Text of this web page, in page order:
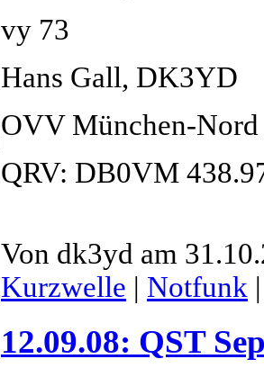
vy 73
Hans Gall, DK3YD
OVV München-Nord
QRV: DB0VM
Von dk3yd am
Kurzwelle | Notfunk
12.09.08: QST